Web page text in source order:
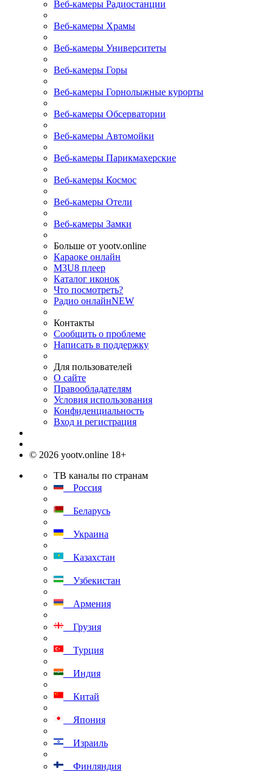
Веб-камеры Радиостанции
Веб-камеры Храмы
Веб-камеры Университеты
Веб-камеры Горы
Веб-камеры Горнолыжные курорты
Веб-камеры Обсерватории
Веб-камеры Автомойки
Веб-камеры Парикмахерские
Веб-камеры Космос
Веб-камеры Отели
Веб-камеры Замки
Больше от yootv.online
Караоке онлайн
M3U8 плеер
Каталог иконок
Что посмотреть?
Радио онлайнNEW
Контакты
Сообщить о проблеме
Написать в поддержку
Для пользователей
О сайте
Правообладателям
Условия использования
Конфиденциальность
Вход и регистрация
© 2026 yootv.online 18+
ТВ каналы по странам
Россия
Беларусь
Украина
Казахстан
Узбекистан
Армения
Грузия
Турция
Индия
Китай
Япония
Израиль
Финляндия